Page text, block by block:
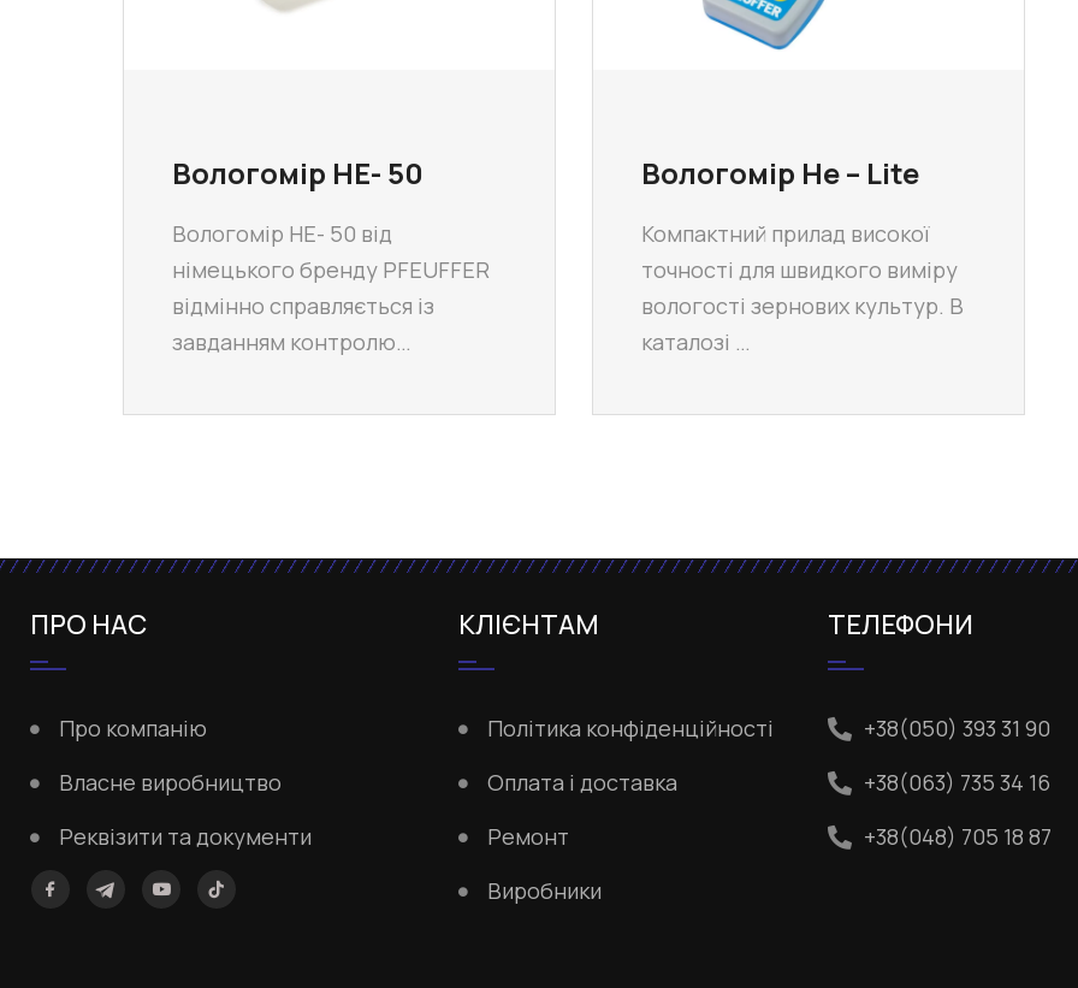
Вологомір НЕ- 50
Вологомір НЕ- 50 від
німецького бренду PFEUFFER
відмінно справляється із
завданням контролю…
Вологомір He – Lite
Компактний прилад високої
точності для швидкого виміру
вологості зернових культур. В
каталозі …
ПРО НАС
Про компанію
Власне виробництво
Реквізити та документи
КЛІЄНТАМ
Політика конфіденційності
Оплата і доставка
Ремонт
Виробники
ТЕЛЕФОНИ
+38(050) 393 31 90
+38(063) 735 34 16
+38(048) 705 18 87